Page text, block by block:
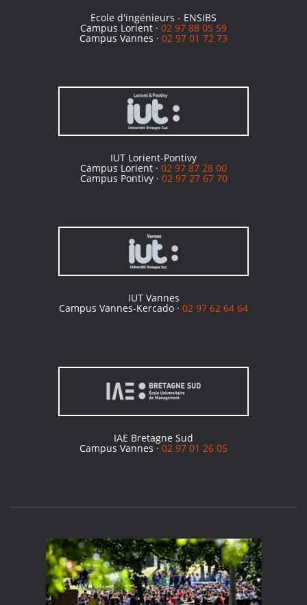
Ecole d'ingénieurs - ENSIBS
Campus Lorient · 02 97 88 05 59
Campus Vannes · 02 97 01 72 73
IUT Lorient-Pontivy
Campus Lorient · 02 97 87 28 00
Campus Pontivy · 02 97 27 67 70
IUT Vannes
Campus Vannes-Kercado · 02 97 62 64 64
IAE Bretagne Sud
Campus Vannes ·02 97 01 26 05